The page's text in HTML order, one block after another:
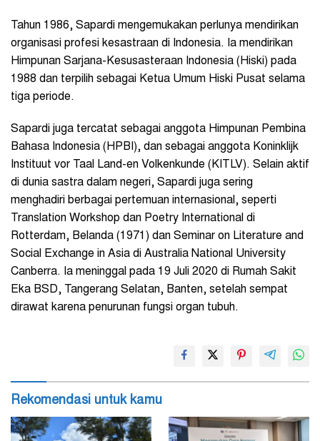
Tahun 1986, Sapardi mengemukakan perlunya mendirikan
organisasi profesi kesastraan di Indonesia. Ia mendirikan
Himpunan Sarjana-Kesusasteraan Indonesia (Hiski) pada
1988 dan terpilih sebagai Ketua Umum Hiski Pusat selama
tiga periode.
Sapardi juga tercatat sebagai anggota Himpunan Pembina
Bahasa Indonesia (HPBI), dan sebagai anggota Koninklijk
Instituut vor Taal Land-en Volkenkunde (KITLV). Selain aktif
di dunia sastra dalam negeri, Sapardi juga sering
menghadiri berbagai pertemuan internasional, seperti
Translation Workshop dan Poetry International di
Rotterdam, Belanda (1971) dan Seminar on Literature and
Social Exchange in Asia di Australia National University
Canberra. Ia meninggal pada 19 Juli 2020 di Rumah Sakit
Eka BSD, Tangerang Selatan, Banten, setelah sempat
dirawat karena penurunan fungsi organ tubuh.
Rekomendasi untuk kamu